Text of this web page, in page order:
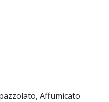
Affumicato